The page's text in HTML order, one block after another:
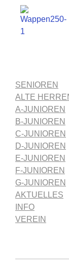
SENIOREN
ALTE
A-JUNIOREN
B-JUNIOREN
C-JUNIOREN
D-JUNIOREN
E-JUNIOREN
F-JUNIOREN
G-JUNIOREN
AKTUELLES
INFO
VEREIN